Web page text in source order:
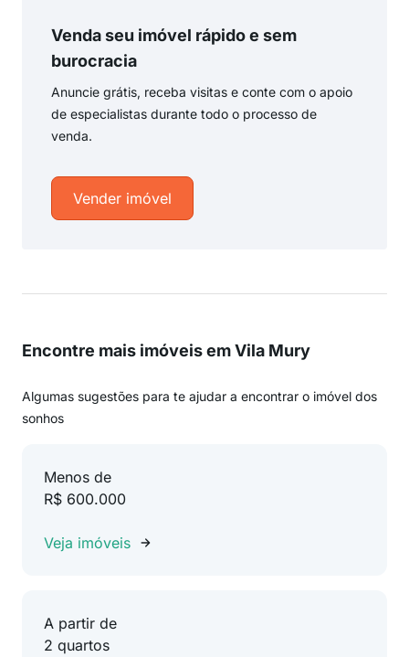
Venda seu imóvel rápido e sem
burocracia
Anuncie grátis, receba visitas e conte com o apoio
de especialistas durante todo o processo de
venda.
Vender imóvel
Encontre mais imóveis em Vila Mury
Algumas sugestões para te ajudar a encontrar o imóvel dos
sonhos
Menos de
R$ 600.000
Veja imóveis
A partir de
2 quartos